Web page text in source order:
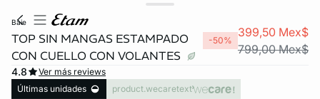
baie
TOP SIN MANGAS ESTAMPADO
CON CUELLO CON VOLANTES
-50%
399,50 Mex$
799,00 Mex$
4.8
Ver más reviews
Últimas unidades
product.wecaretext